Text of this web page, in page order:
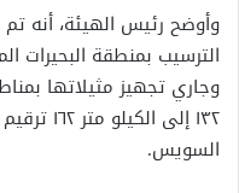
وأوضح رئيس الهيئة، أنه
الترسيب بمنطقة البحيرات
وجاري تجهيز مثيلاتها
١٣٢ إلى
السويس.